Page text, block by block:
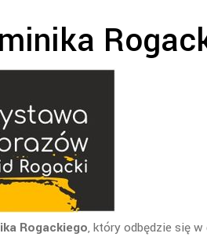
Rogackiego, który odbędzie się